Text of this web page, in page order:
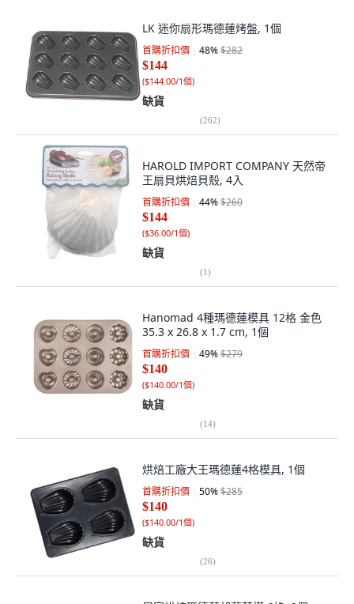
LK 迷你扇形瑪德蓮烤盤, 1個
首購折扣價 48%$282
$144
($144.00/1個)
缺貨
(262)
HAROLD IMPORT COMPANY 天然帝
王扇貝烘焙貝殼, 4入
首購折扣價 44%$260
$144
($36.00/1個)
缺貨
(1)
Hanomad 4種瑪德蓮模具 12格 金色
35.3 x 26.8 x 1.7 cm, 1個
首購折扣價 49%$279
$140
($140.00/1個)
缺貨
(14)
烘焙工廠大王瑪德蓮4格模具, 1個
首購折扣價 50%$285
$140
($140.00/1個)
缺貨
(26)